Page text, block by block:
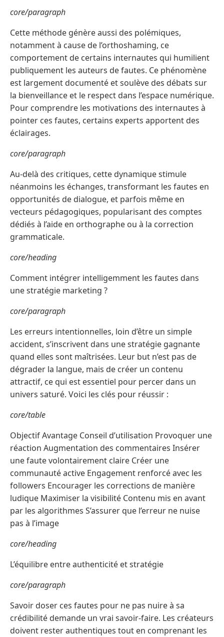
core/paragraph
Cette méthode génère aussi des polémiques,
notamment à cause de l’orthoshaming, ce
comportement de certains internautes qui humilient
publiquement les auteurs de fautes. Ce phénomène
est largement documenté et soulève des débats sur
la bienveillance et le respect dans l’espace numérique.
Pour comprendre les motivations des internautes à
pointer ces fautes, certains experts apportent des
éclairages.
core/paragraph
Au-delà des critiques, cette dynamique stimule
néanmoins les échanges, transformant les fautes en
opportunités de dialogue, et parfois même en
vecteurs pédagogiques, popularisant des comptes
dédiés à l’aide en orthographe ou à la correction
grammaticale.
core/heading
Comment intégrer intelligemment les fautes dans
une stratégie marketing ?
core/paragraph
Les erreurs intentionnelles, loin d’être un simple
accident, s’inscrivent dans une stratégie gagnante
quand elles sont maîtrisées. Leur but n’est pas de
dégrader la langue, mais de créer un contenu
attractif, ce qui est essentiel pour percer dans un
univers saturé. Voici les clés pour réussir :
core/table
Objectif Avantage Conseil d’utilisation Provoquer une
réaction Augmentation des commentaires Insérer
une faute volontairement claire Créer une
communauté active Engagement renforcé avec les
followers Encourager les corrections de manière
ludique Maximiser la visibilité Contenu mis en avant
par les algorithmes S’assurer que l’erreur ne nuise
pas à l’image
core/heading
L’équilibre entre authenticité et stratégie
core/paragraph
Savoir doser ces fautes pour ne pas nuire à sa
crédibilité demande un vrai savoir-faire. Les créateurs
doivent rester authentiques tout en comprenant les